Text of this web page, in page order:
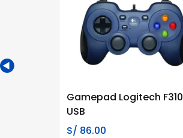
Gamepad Logitech F310
USB
S/ 86.00